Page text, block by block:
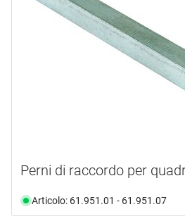
Perni di raccordo per
Articolo: 61.951.01 - 61.951.07